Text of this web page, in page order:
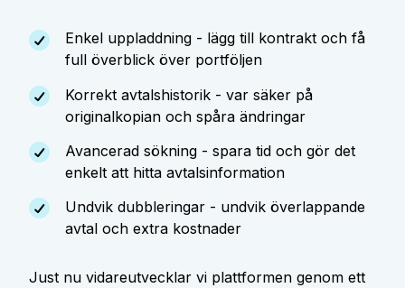
Enkel uppladdning - lägg till kontrakt och få
full överblick över portföljen
Korrekt avtalshistorik - var säker på
originalkopian och spåra ändringar
Avancerad sökning - spara tid och gör det
enkelt att hitta avtalsinformation
Undvik dubbleringar - undvik överlappande
avtal och extra kostnader
Just nu vidareutvecklar vi plattformen genom ett